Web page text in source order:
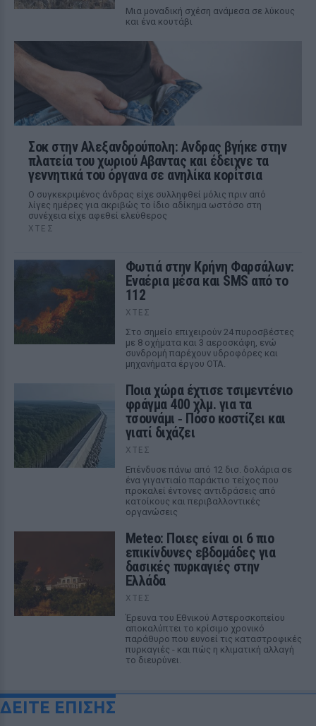
Μια μοναδική σχέση ανάμεσα σε λύκους
και ένα κουτάβι
Σοκ στην Αλεξανδρούπολη: Ανδρας βγήκε στην
πλατεία του χωριού Αβαντας και έδειχνε τα
γεννητικά του όργανα σε ανηλίκα κορίτσια
Ο συγκεκριμένος άνδρας είχε συλληφθεί μόλις πριν από
λίγες ημέρες για ακριβώς το ίδιο αδίκημα ωστόσο στη
συνέχεια είχε αφεθεί ελεύθερος
ΧΤΕΣ
Φωτιά στην Κρήνη Φαρσάλων:
Εναέρια μέσα και SMS από το
112
ΧΤΕΣ
Στο σημείο επιχειρούν 24 πυροσβέστες
με 8 οχήματα και 3 αεροσκάφη, ενώ
συνδρομή παρέχουν υδροφόρες και
μηχανήματα έργου ΟΤΑ.
Ποια χώρα έχτισε τσιμεντένιο
φράγμα 400 χλμ. για τα
τσουνάμι ‑ Πόσο κοστίζει και
γιατί διχάζει
ΧΤΕΣ
Επένδυσε πάνω από 12 δισ. δολάρια σε
ένα γιγαντιαίο παράκτιο τείχος που
προκαλεί έντονες αντιδράσεις από
κατοίκους και περιβαλλοντικές
οργανώσεις
Meteo: Ποιες είναι οι 6 πιο
επικίνδυνες εβδομάδες για
δασικές πυρκαγιές στην
Ελλάδα
ΧΤΕΣ
Έρευνα του Εθνικού Αστεροσκοπείου
αποκαλύπτει το κρίσιμο χρονικό
παράθυρο που ευνοεί τις καταστροφικές
πυρκαγιές - και πώς η κλιματική αλλαγή
το διευρύνει.
ΔΕΙΤΕ ΕΠΙΣΗΣ